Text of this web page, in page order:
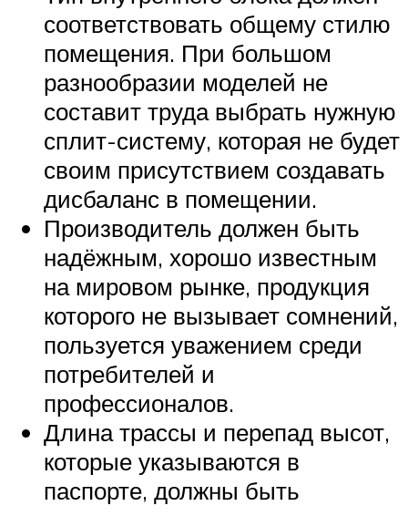
соответствовать общему стилю
помещения. При большом
разнообразии моделей не
составит труда выбрать нужную
сплит-систему, которая не будет
своим присутствием создавать
дисбаланс в помещении.
Производитель должен быть
надёжным, хорошо известным
на мировом рынке, продукция
которого не вызывает сомнений,
пользуется уважением среди
потребителей и
профессионалов.
Длина трассы и перепад высот,
которые указываются в
паспорте, должны быть